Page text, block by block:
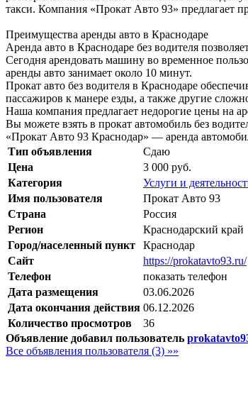
такси. Компания «Прокат Авто 93» предлагает
Преимущества аренды авто в Краснодаре
Аренда авто в Краснодаре без водителя
Сегодня арендовать машину во временное
аренды авто занимает около 10 минут.
Прокат авто без водителя в Краснодаре
пассажиров к манере езды, а также другие
Наша компания предлагает недорогие цены на
Вы можете взять в прокат автомобиль без
«Прокат Авто 93 Краснодар» — аренда
Тип объявления
Сдаю
Цена
3 000 руб.
Категория
Услуги и
Имя пользователя
Прокат Авто 93
Страна
Россия
Регион
Краснодарский край
Город/населенный пункт
Краснодар
Сайт
https://prokatavto93.ru/
Телефон
показать телефон
Дата размещения
03.06.2026
Дата окончания действия 06.12.2026
Количество просмотров
36
Объявление добавил пользователь
Все объявления пользователя (3) »»